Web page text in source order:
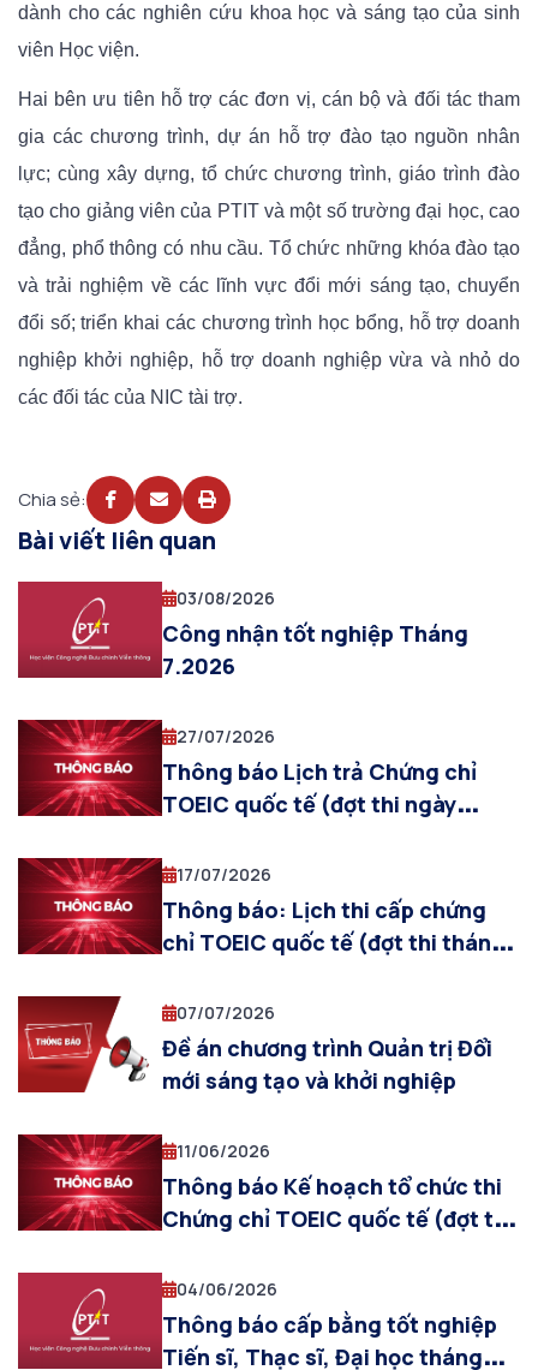
dành cho các nghiên cứu khoa học và sáng tạo của sinh
viên Học viện.
Hai bên ưu tiên hỗ trợ các đơn vị, cán bộ và đối tác tham
gia các chương trình, dự án hỗ trợ đào tạo nguồn nhân
lực; cùng xây dựng, tổ chức chương trình, giáo trình đào
tạo cho giảng viên của PTIT và một số trường đại học, cao
đẳng, phổ thông có nhu cầu. Tổ chức những khóa đào tạo
và trải nghiệm về các lĩnh vực đổi mới sáng tạo, chuyển
đổi số; triển khai các chương trình học bổng, hỗ trợ doanh
nghiệp khởi nghiệp, hỗ trợ doanh nghiệp vừa và nhỏ do
các đối tác của NIC tài trợ.
Chia sẻ:
Bài viết liên quan
03/08/2026
Công nhận tốt nghiệp Tháng
7.2026
27/07/2026
Thông báo Lịch trả Chứng chỉ
TOEIC quốc tế (đợt thi ngày
17/07/2026
Thông báo: Lịch thi cấp chứng
chỉ TOEIC quốc tế (đợt thi tháng
07/07/2026
Đề án chương trình Quản trị Đổi
mới sáng tạo và khởi nghiệp
11/06/2026
Thông báo Kế hoạch tổ chức thi
Chứng chỉ TOEIC quốc tế (đợt thi
04/06/2026
Thông báo cấp bằng tốt nghiệp
Tiến sĩ, Thạc sĩ, Đại học tháng